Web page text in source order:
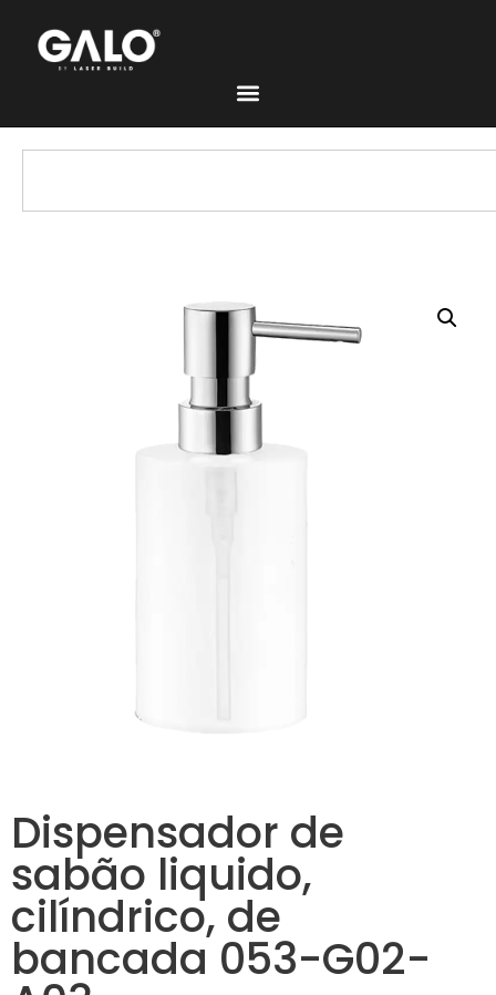
Dispensador de
sabão liquido,
cilíndrico, de
bancada 053-G02-